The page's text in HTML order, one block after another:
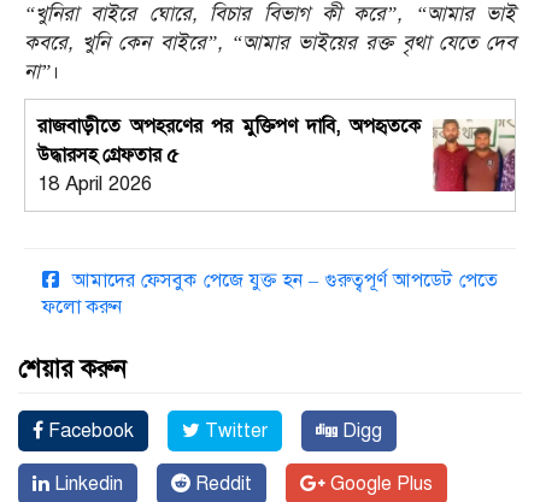
“খুনিরা বাইরে ঘোরে, বিচার বিভাগ কী করে”, “আমার ভাই
কবরে, খুনি কেন বাইরে”, “আমার ভাইয়ের রক্ত বৃথা যেতে দেব
না”।
রাজবাড়ীতে অপহরণের পর মুক্তিপণ দাবি, অপহৃতকে
উদ্ধারসহ গ্রেফতার ৫
18 April 2026
আমাদের ফেসবুক পেজে যুক্ত হন – গুরুত্বপূর্ণ আপডেট পেতে
ফলো করুন
শেয়ার করুন
Facebook Twitter Digg
Linkedin Reddit Google Plus